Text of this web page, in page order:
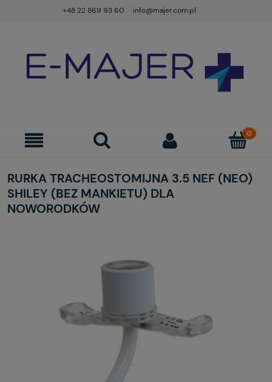
+48 22 869 93 60 info@majer.com.pl
RURKA TRACHEOSTOMIJNA 3.5 NEF (NEO)
SHILEY (BEZ MANKIETU) DLA
NOWORODKÓW